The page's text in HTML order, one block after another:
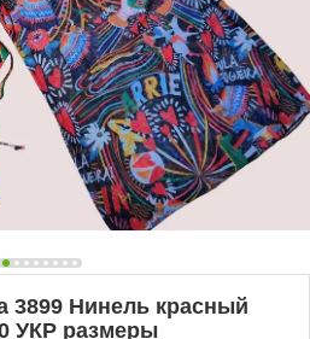
3899 Нинель красный
УКР размеры